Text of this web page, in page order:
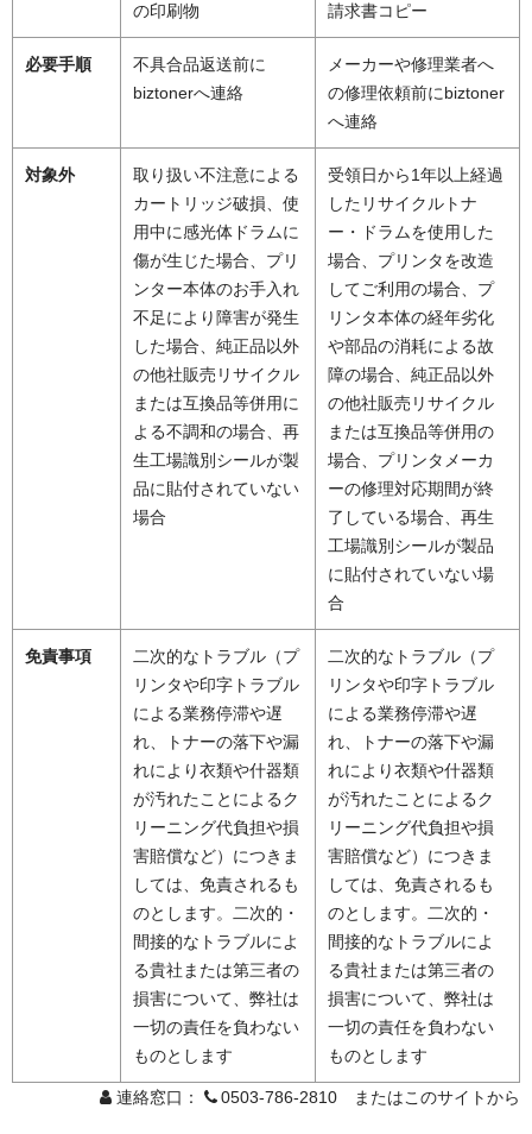
の印刷物
請求書コピー
必要手順
不具合品返送前に
biztonerへ連絡
メーカーや修理業者へ
の修理依頼前にbiztoner
へ連絡
対象外
取り扱い不注意による
カートリッジ破損、使
用中に感光体ドラムに
傷が生じた場合、プリ
ンター本体のお手入れ
不足により障害が発生
した場合、純正品以外
の他社販売リサイクル
または互換品等併用に
よる不調和の場合、再
生工場識別シールが製
品に貼付されていない
場合
受領日から1年以上経過
したリサイクルトナ
ー・ドラムを使用した
場合、プリンタを改造
してご利用の場合、プ
リンタ本体の経年劣化
や部品の消耗による故
障の場合、純正品以外
の他社販売リサイクル
または互換品等併用の
場合、プリンタメーカ
ーの修理対応期間が終
了している場合、再生
工場識別シールが製品
に貼付されていない場
合
免責事項
二次的なトラブル（プ
リンタや印字トラブル
による業務停滞や遅
れ、トナーの落下や漏
れにより衣類や什器類
が汚れたことによるク
リーニング代負担や損
害賠償など）につきま
しては、免責されるも
のとします。二次的・
間接的なトラブルによ
る貴社または第三者の
損害について、弊社は
一切の責任を負わない
ものとします
二次的なトラブル（プ
リンタや印字トラブル
による業務停滞や遅
れ、トナーの落下や漏
れにより衣類や什器類
が汚れたことによるク
リーニング代負担や損
害賠償など）につきま
しては、免責されるも
のとします。二次的・
間接的なトラブルによ
る貴社または第三者の
損害について、弊社は
一切の責任を負わない
ものとします
連絡窓口： 0503-786-2810 またはこのサイトから